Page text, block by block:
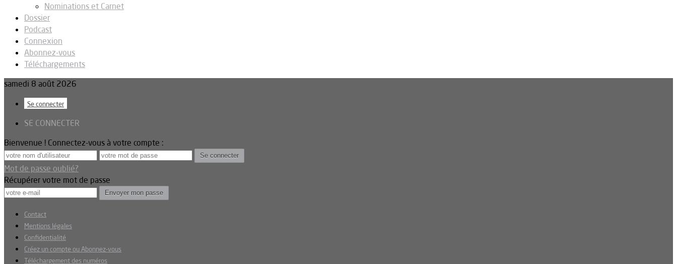
Nominations et Carnet
Dossier
Podcast
Connexion
Abonnez-vous
Téléchargements
samedi 8 août 2026
Se connecter
SE CONNECTER
Bienvenue ! Connectez-vous à votre compte :
Mot de passe oublié?
Récupérer votre mot de passe
Contact
Mentions légales
Confidentialité
Créez un compte ou Abonnez-vous
Téléchargement des numéros